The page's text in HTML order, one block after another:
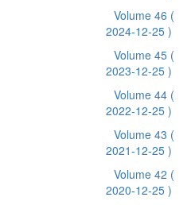
Volume 46 (
2024-12-25 )
Volume 45 (
2023-12-25 )
Volume 44 (
2022-12-25 )
Volume 43 (
2021-12-25 )
Volume 42 (
2020-12-25 )